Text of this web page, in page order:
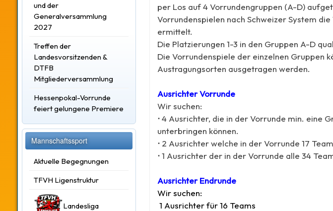
und der
Generalversammlung
2027
Treffen der
Landesvorsitzenden &
DTFB
Mitgliederversammlung
Hessenpokal-Vorrunde
feiert gelungene Premiere
Mannschaftssport
Aktuelle Begegnungen
TFVH Ligenstruktur
Landesliga
per Los auf 4 Vorrundengruppen (A-D)
Vorrundenspielen nach Schweizer System
ermittelt.
Die Platzierungen 1-3 in den Gruppen A-D
Die Vorrundenspiele der einzelnen Gruppen
Austragungsorten ausgetragen werden.
Ausrichter Vorrunde
Wir suchen:
⋅4 Ausrichter, die in der Vorrunde min. eine
unterbringen können.
⋅2 Ausrichter welche in der Vorrunde 17
⋅1 Ausrichter der in der Vorrunde alle 34
Ausrichter Endrunde
Wir suchen:
1 Ausrichter für 16 Teams